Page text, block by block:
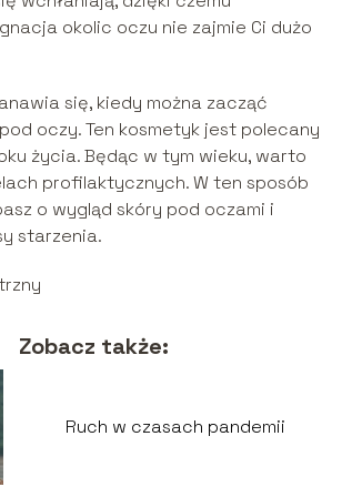
okolic oczu nie zajmie Ci dużo
się, kiedy można zacząć
oczy. Ten kosmetyk jest polecany
życia. Będąc w tym wieku, warto
profilaktycznych. W ten sposób
o wygląd skóry pod oczami i
starzenia.
Zobacz także:
Ruch w czasach pandemii